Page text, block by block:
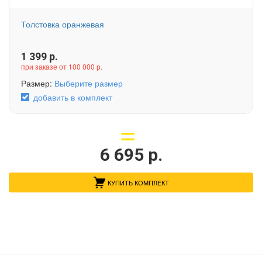
Толстовка оранжевая
1 399 р.
при заказе от 100 000 р.
Размер: Выберите размер
добавить в комплект
6 695р.
КУПИТЬ КОМПЛЕКТ